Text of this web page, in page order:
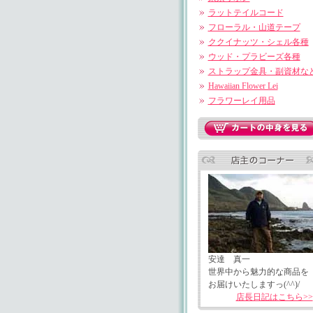
ラットテイルコード
フローラル・山道テープ
ククイナッツ・シェル各種
ウッド・プラビーズ各種
ストラップ金具・副資材な
Hawaiian Flower Lei
フラワーレイ用品
安達 真一
世界中から魅力的な商品を
お届けいたしますっ(^^)/
店長日記はこちら>>